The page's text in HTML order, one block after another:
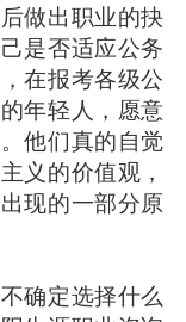
做出职业的抉
是否适应公务
在报考各级公
年轻人，愿意
他们真的自觉
义的价值观，
现的一部分原
确定选择什么